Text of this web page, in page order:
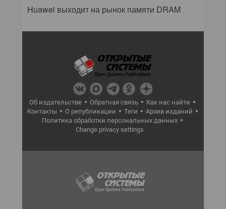
Huawei выходит на рынок памяти DRAM
Об издательстве Обратная связь
Как нас найти
Контакты
О републикации Теги
Архив изданий
Политика обработки персональных данных
Change privacy settings